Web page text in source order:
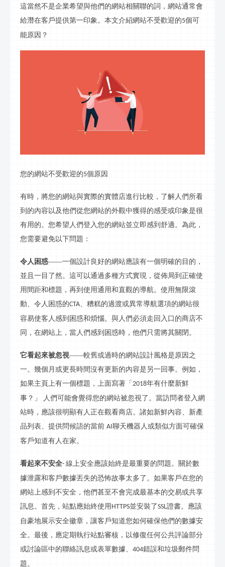
這當然不是企業希望與他們的網站相關聯的詞，網站通常會
給潛在客戶提供第一印象。本文介紹網站不受歡迎的5個可
能原因？
您的網站不受歡迎的5個原因
有時，將您的網站與實際的實體店進行比較，了解人們所看
到的內容以及他們從您網站的外觀中獲得的感受或印象是很
有用的。您希望人們登入您的網站並立即感到舒適。為此，
您需要避免以下問題：
令人困惑——一個設計良好的網站應該有一個明確的目的，
並且一目了然。這可以通過多種方式實現，從佈局到正確使
用間距和標題，再到使用通用和直觀的導航。使用無限滾
動、令人困惑的CTA、糟糕的過渡或異常導航選項的網站很
容易使客人感到困惑和煩惱。與人們必須走回入口的商店不
同，在網站上，當人們感到困惑時，他們只需將其關閉。
它看起來被忽視——較舊或過時的網站設計風格是原因之
一。幾個月或更長時間沒有更新的內容是另一回事。例如，
如果主頁上有一個標題，上面寫著「 2018年有什麼新鮮
事？」
人們可能會覺得您的網站被忽視了。當訪問者登入網
站時，應該很明顯有人正在觀看商店。諸如新鮮內容、新產
品列表、提供問候語的當前 AI 聊天機器人或類似方面可確保
客戶知道有人在家。
看起來不安全- 線上安全應該始終是最重要的問題。關於數
據泄露和客戶數據丟失的恐怖故事太多了。如果客戶在您的
網站上感到不安全，他們甚至不會完成最基本的交易或共享
訊息。首先，站點應始終使用 HTTPS並安裝了SSL證書。應該
自豪地展示安全徽章，讓客戶知道您如何確保他們的數據安
全。最後，應定期執行站點審核，以修復任何公共評論部分
或討論區中的聯絡訊息或表單數據、 404錯誤和垃圾郵件問
題。